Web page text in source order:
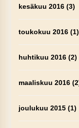
kesäkuu 2016(3)
toukokuu 2016(1)
huhtikuu 2016(2)
maaliskuu 2016
joulukuu 2015(1)